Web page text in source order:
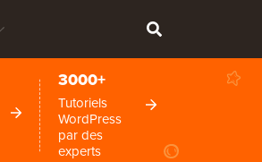
3000+
Tutoriels
WordPress
par des
experts